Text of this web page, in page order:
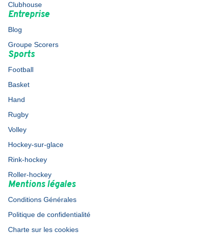
Clubhouse
Entreprise
Blog
Groupe Scorers
Sports
Football
Basket
Hand
Rugby
Volley
Hockey-sur-glace
Rink-hockey
Roller-hockey
Mentions légales
Conditions Générales
Politique de confidentialité
Charte sur les cookies